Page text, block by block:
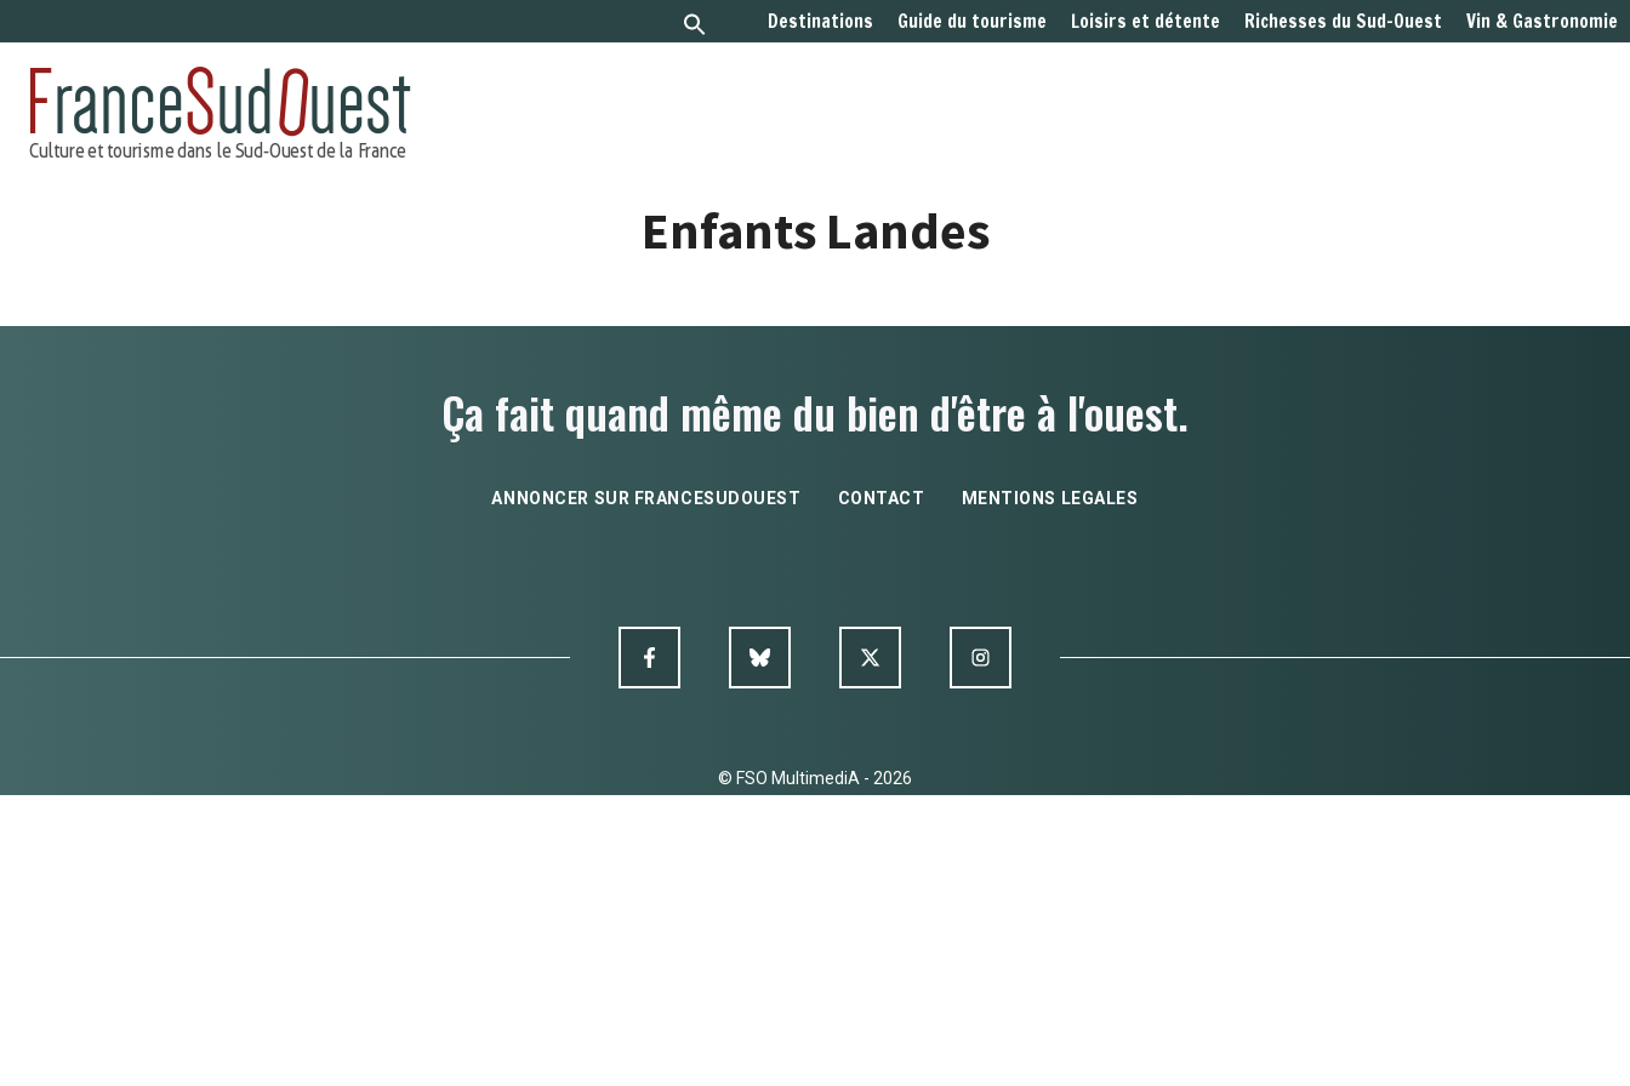
au
contenu
Destinations Guide du tourisme Loisirs et détente Richesses du Sud-Ouest Vin & Gastronomie
Enfants Landes
Ça fait quand même du bien d'être à l'ouest.
ANNONCER SUR FRANCESUDOUEST CONTACT MENTIONS LEGALES
© FSO MultimediA - 2026